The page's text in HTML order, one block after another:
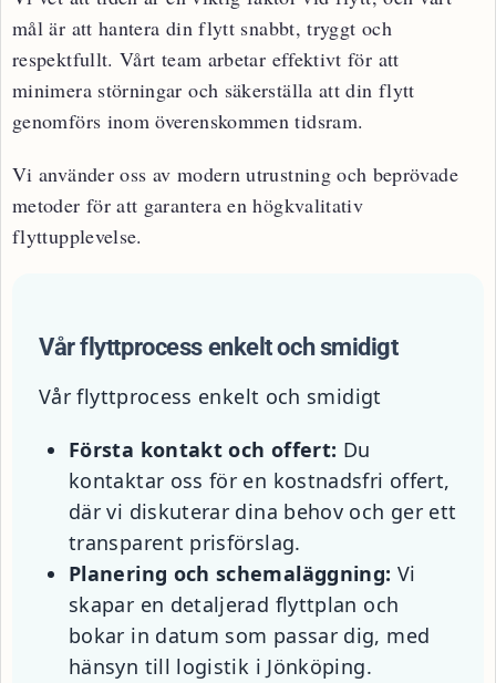
mål är att hantera din flytt snabbt, tryggt och
respektfullt. Vårt team arbetar effektivt för att
minimera störningar och säkerställa att din flytt
genomförs inom överenskommen tidsram.
Vi använder oss av modern utrustning och beprövade
metoder för att garantera en högkvalitativ
flyttupplevelse.
Vår flyttprocess enkelt och smidigt
Vår flyttprocess enkelt och smidigt
Första kontakt och offert: Du
kontaktar oss för en kostnadsfri offert,
där vi diskuterar dina behov och ger ett
transparent prisförslag.
Planering och schemaläggning: Vi
skapar en detaljerad flyttplan och
bokar in datum som passar dig, med
hänsyn till logistik i Jönköping.